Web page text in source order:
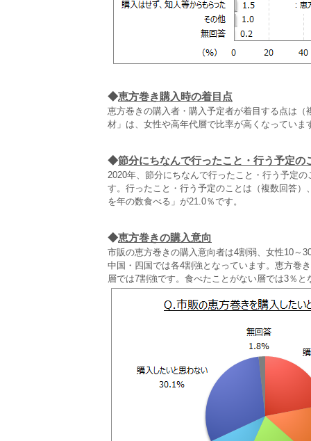
◆恵方巻き購入時の着目点
恵方巻きの購入者・購入予定者が着目する点は
材」は、女性や高年代層で比率が高くなっていま
◆節分にちなんで行ったこと・行う予定の
2020年、節分にちなんで行ったこと・行う予定
す。行ったこと・行う予定のことは（複数回答
を年の数食べる」が21.0％です。
◆恵方巻きの購入意向
市販の恵方巻きの購入意向者は4割弱、女性10～
中国・四国では各4割強となっています。恵方巻
層では7割強です。食べたことがない層では3％と